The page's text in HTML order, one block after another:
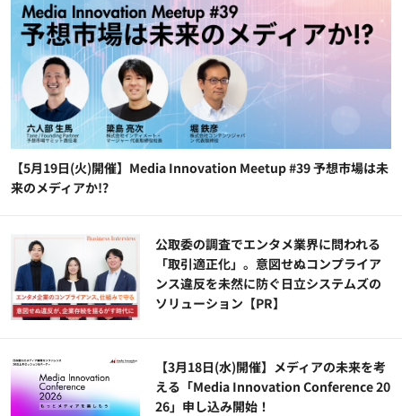
【5月19日(火)開催】Media Innovation Meetup #39 予想市場は未
来のメディアか!?
公​​取委の調査でエンタメ業界に問われる
「取引適正化」。意図せぬコンプライア
ンス違反を未然に防ぐ日立システムズの
ソリューション​【PR】
【3月18日(水)開催】メディアの未来を考
える「Media Innovation Conference 20
26」申し込み開始！